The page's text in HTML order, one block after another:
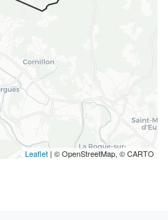
Leaflet | © OpenStreetMap, © CARTO